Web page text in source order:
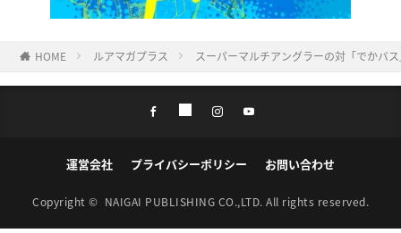
HOME ルアマガプラス スーパーマルチアングラーの対「でかバ
運営会社 プライバシーポリシー お問い合わせ
Copyright © NAIGAI PUBLISHING CO.,LTD. All rights reserved.